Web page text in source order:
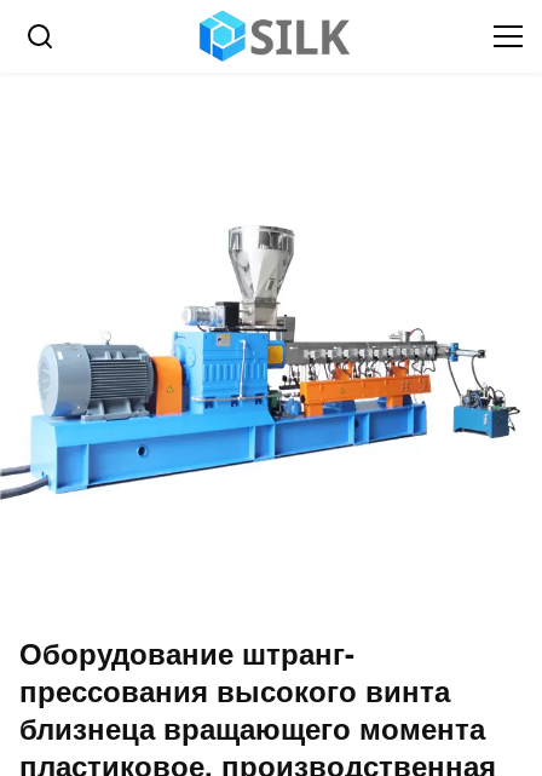
Оборудование штранг-
прессования высокого винта
близнеца вращающего момента
пластиковое, производственная